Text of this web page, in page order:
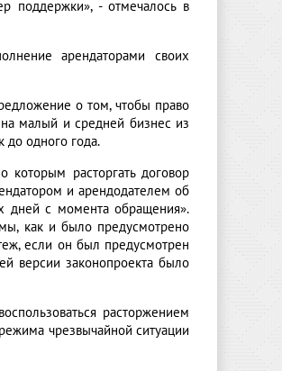
поддержки», - отмечалось в
арендаторами своих
о том, чтобы право
малый и средней бизнес из
до одного года.
которым расторгать договор
и арендодателем об
дней с момента обращения».
как и было предусмотрено
если он был предусмотрен
версии законопроекта было
расторжением
чрезвычайной ситуации